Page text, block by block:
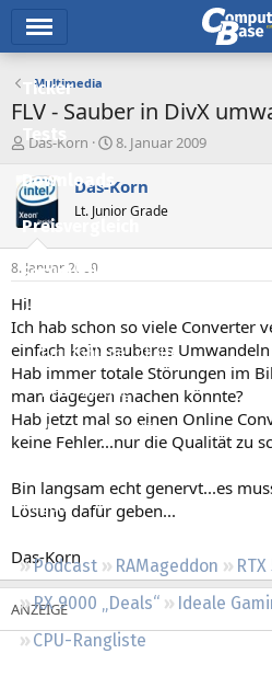
Ticker
Tests
Downloads
Preisvergleich
Forum
Aktuelles
Empfohlene Inhalte
Neue Beiträge
Neueste Aktivitäten
Regeln
Podcast RAMageddon
RX 9000 „Deals“
Ideale
CPU-Rangliste
Multimedia
FLV - Sauber in DivX
E
s
t
e
e
r
Das-Korn
E
s
e
t
8. Januar 2009
Das-Korn
Lt. Junior Grade
8. Januar 2009
Hi!
Ich hab schon so viele Converter
einfach kein sauberes
Hab immer totale Störungen im
man dagegen machen könnte?
Hab jetzt mal so einen Online
keine Fehler...nur die Qualität zu
Bin langsam echt genervt...es
Lösung dafür geben...
Das-Korn